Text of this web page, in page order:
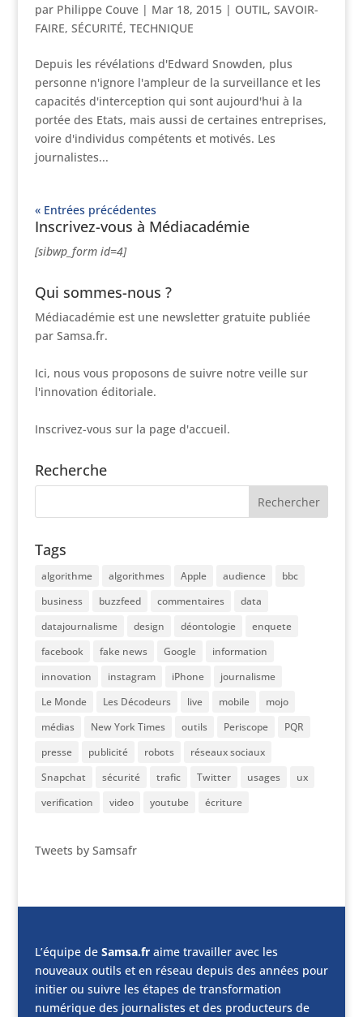
par Philippe Couve| Mar 18, 2015| OUTIL, SAVOIR-
FAIRE, SÉCURITÉ, TECHNIQUE
Depuis les révélations d'Edward Snowden, plus
personne n'ignore l'ampleur de la surveillance et les
capacités d'interception qui sont aujourd'hui à la
portée des Etats, mais aussi de certaines entreprises,
voire d'individus compétents et motivés. Les
journalistes...
« Entrées précédentes
Inscrivez-vous à Médiacadémie
[sibwp_form id=4]
Qui sommes-nous ?
Médiacadémie est une newsletter gratuite publiée
par Samsa.fr.
Ici, nous vous proposons de suivre notre veille sur
l'innovation éditoriale.
Inscrivez-vous sur la page d'accueil.
Recherche
Tags
algorithme algorithmes Apple audience
bbc
business
buzzfeed commentaires
data
datajournalisme
design déontologie
enquete
facebook
fake news Google
information
innovation
instagram iPhone
journalisme
Le Monde
Les Décodeurs live mobile
mojo
médias
New York Times outils Periscope
PQR
presse
publicité robots
réseaux sociaux
Snapchat
sécurité trafic Twitter usages
ux
verification
video youtube écriture
Tweets by Samsafr
L’équipe de Samsa.fraime travailler avec les
nouveaux outils et en réseau depuis des années pour
initier ou suivre les étapes de transformation
numérique des journalistes et des producteurs de